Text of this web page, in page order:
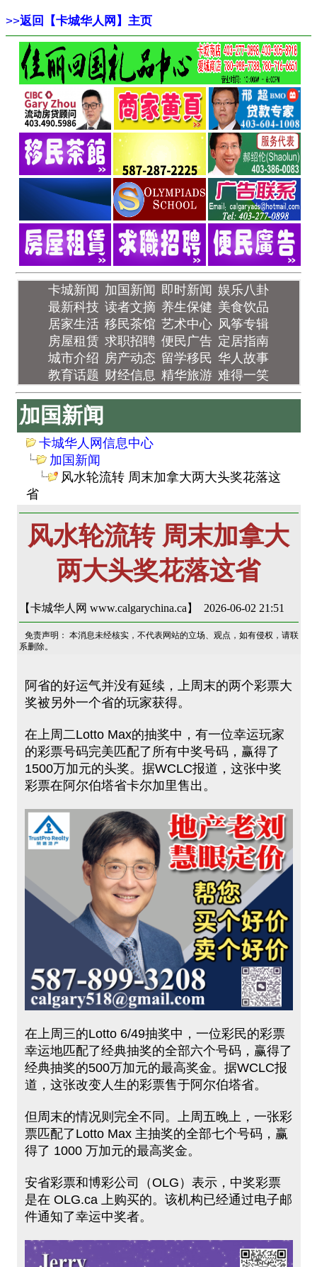
>>返回【卡城华人网】主页
卡城新闻 加国新闻 即时新闻 娱乐八卦
最新科技 读者文摘 养生保健 美食饮品
居家生活 移民茶馆 艺术中心 风筝专辑
房屋租赁 求职招聘 便民广告 定居指南
城市介绍 房产动态 留学移民 华人故事
教育话题 财经信息 精华旅游 难得一笑
加国新闻
卡城华人网信息中心
加国新闻
风水轮流转 周末加拿大两大头奖花落这
省
风水轮流转 周末加拿大
两大头奖花落这省
【卡城华人网 www.calgarychina.ca】 2026-06-02 21:51
免责声明： 本消息未经核实，不代表网站的立场、观点，如有侵权，请联
系删除。
阿省的好运气并没有延续，上周末的两个彩票大
奖被另外一个省的玩家获得。
在上周二Lotto Max的抽奖中，有一位幸运玩家
的彩票号码完美匹配了所有中奖号码，赢得了
1500万加元的头奖。据WCLC报道，这张中奖
彩票在阿尔伯塔省卡尔加里售出。
在上周三的Lotto 6/49抽奖中，一位彩民的彩票
幸运地匹配了经典抽奖的全部六个号码，赢得了
经典抽奖的500万加元的最高奖金。据WCLC报
道，这张改变人生的彩票售于阿尔伯塔省。
但周末的情况则完全不同。上周五晚上，一张彩
票匹配了Lotto Max 主抽奖的全部七个号码，赢
得了 1000 万加元的最高奖金。
安省彩票和博彩公司（OLG）表示，中奖彩票
是在 OLG.ca 上购买的。该机构已经通过电子邮
件通知了幸运中奖者。